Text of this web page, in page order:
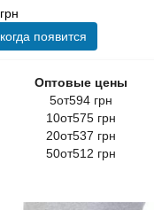
появится
Оптовые цены
5от594 грн
10от575 грн
20от537 грн
50от512 грн